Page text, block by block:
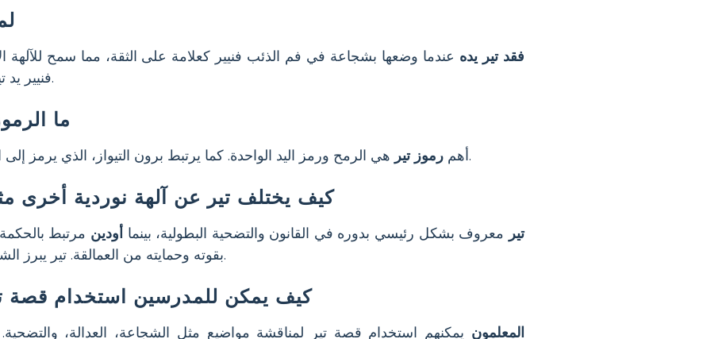
فقد تير يده عندما وضعها بشجاعة في فم الذئب فنيير كعلامة على الثقة، مما سمح
فنيير يد تير عندما أدرك أنه يُحبس.
ما
أهم رموز تير هي الرمح ورمز اليد الواحدة. كما يرتبط برون التيواز، الذي يرمز إلى العدالة والقيادة والانتصار.
كيف يختلف تير عن آلهة نوردية أخرى
تير معروف بشكل رئيسي بدوره في القانون والتضحية البطولية، بينما أودين مرتبط
بقوته وحمايته من العمالقة. تير يبرز الشجاعة والعدالة في قصته.
كيف يمكن للمدرسين استخدام قصة
المعلمون يمكنهم استخدام قصة تير لمناقشة مواضيع مثل الشجاعة، العدالة،